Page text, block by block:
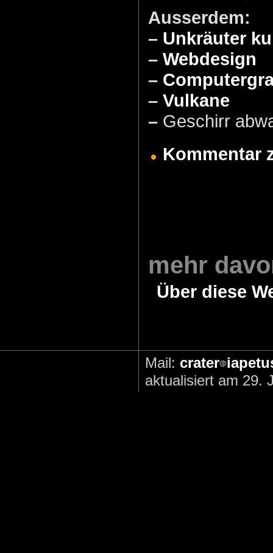
Ausserdem:
– Unkräuter
– Webdesign
–
– Vulkane
– Geschirr
Kommentar
mehr
Über diese
Mail: crater
aktualisiert am 29.